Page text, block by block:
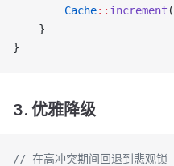
        Cache
:: increment (
    }
}
3. 优雅降级
// 在高冲突期间回退到悲观锁